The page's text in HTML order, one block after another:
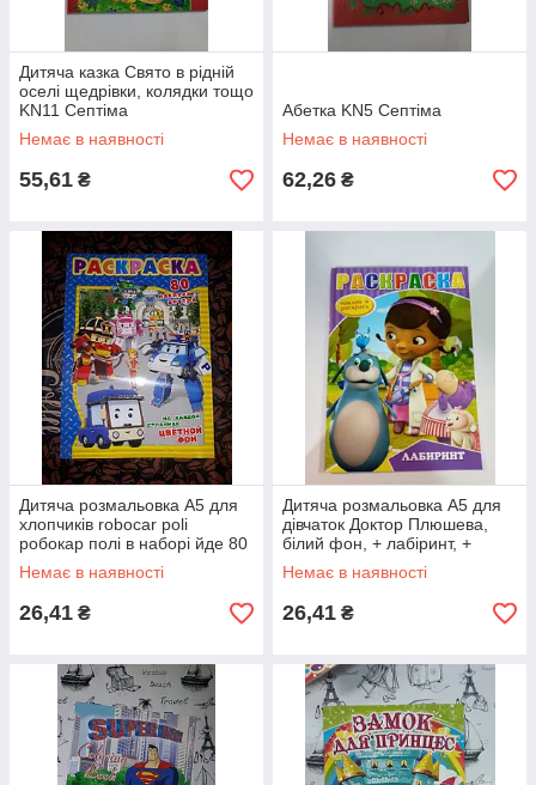
Дитяча казка Свято в рідній
оселі щедрівки, колядки тощо
KN11 Септіма
Немає в наявності
55,61 ₴
Абетка KN5 Септіма
Немає в наявності
62,26 ₴
Дитяча розмальовка А5 для
хлопчиків robocar poli
робокар полі в наборі йде 80
наклейок RASK8
Немає в наявності
26,41 ₴
Дитяча розмальовка А5 для
дівчаток Доктор Плюшева,
білий фон, + лабіринт, +
наклейки RASK24д
Немає в наявності
26,41 ₴